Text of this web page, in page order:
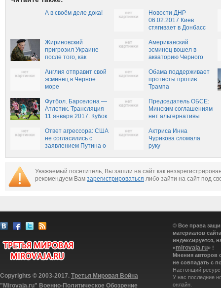
А в своём деле дока!
Новости ДНР
06.02.2017 Киев
стягивает в Донбасс
Жириновский
пригрозил Украине
после того, как
Видео.
Американский
эсминец вошел в
акваторию Черного
Англия отправит свой
эсминец в Черное
море
Обама поддерживает
протесты против
Трампа
Футбол. Барселона —
Атлетик. Трансляция
11 января 2017. Кубок
1:8 финала
Председатель ОБСЕ:
Минским соглашениям
нет альтернативы
Ответ агрессора: США
не согласились с
заявлением Путина о
Актриса Инна
Чурикова сломала
руку
Уважаемый посетитель, Вы зашли на сайт как
рекомендуем Вам зарегистрироваться либо зайти на сайт под
Copyrights © 2003-2017. Третья Мировая Война
"Mirovaja.ru" Военно-Политическое Обозрение
© Все права
материалов
индексируется,
«mirovaja.ru» !
Мнения авторов
не совпадать с
Настоящий
У нас последние
онлайн.